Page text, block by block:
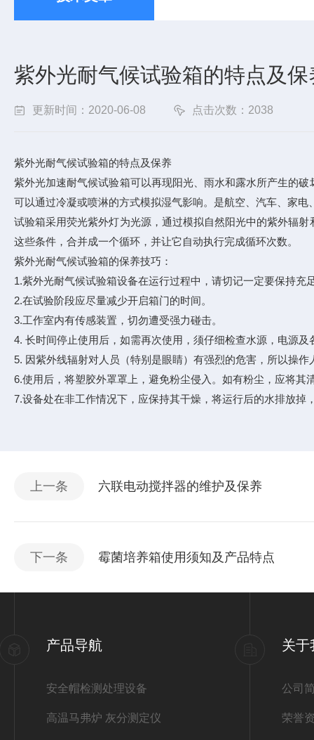
紫外光耐气候试验箱的特点及保
更新时间：2020-06-08 点击次数：2038
紫外光耐气候试验箱的特点及保养
紫外光加速耐气候试验箱可以再现阳光、雨水和露水所产生的
可以通过冷凝或喷淋的方式模拟湿气影响。是航空、汽车、家
试验箱采用荧光紫外灯为光源，通过模拟自然阳光中的紫外辐
这些条件，合并成一个循环，并让它自动执行完成循环次数。
紫外光耐气候试验箱的保养技巧：
1.紫外光耐气候试验箱设备在运行过程中，请切记一定要保持充
2.在试验阶段应尽量减少开启箱门的时间。
3.工作室内有传感装置，切勿遭受强力碰击。
4. 长时间停止使用后，如需再次使用，须仔细检查水源，电源
5. 因紫外线辐射对人员（特别是眼睛）有强烈的危害，所以操
6.使用后，将塑胶外罩罩上，避免粉尘侵入。如有粉尘，应将其
7.设备处在非工作情况下，应保持其干燥，将运行后的水排放掉
上一条 六联电动搅拌器的维护及保养
下一条 霉菌培养箱使用须知及产品特点
产品导航
安全帽检测处理设备
高温马弗炉 灰分测定仪
关于
公司
荣誉